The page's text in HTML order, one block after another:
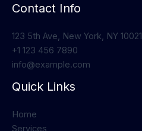
Contact Info
123 5th Ave, New York, NY 10021
+1 123 456 7890
info@example.com
Quick Links
Home
Services